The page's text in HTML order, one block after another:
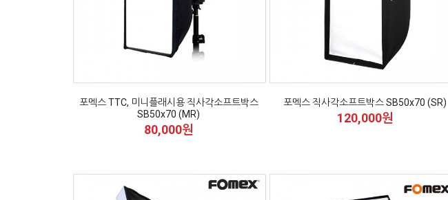
포멕스 TTC, 미니플래시용 직사각소프트박스
SB50x70 (MR)
80,000원
포멕스 직사각소프트박스 SB50x70 (SR)
120,000원